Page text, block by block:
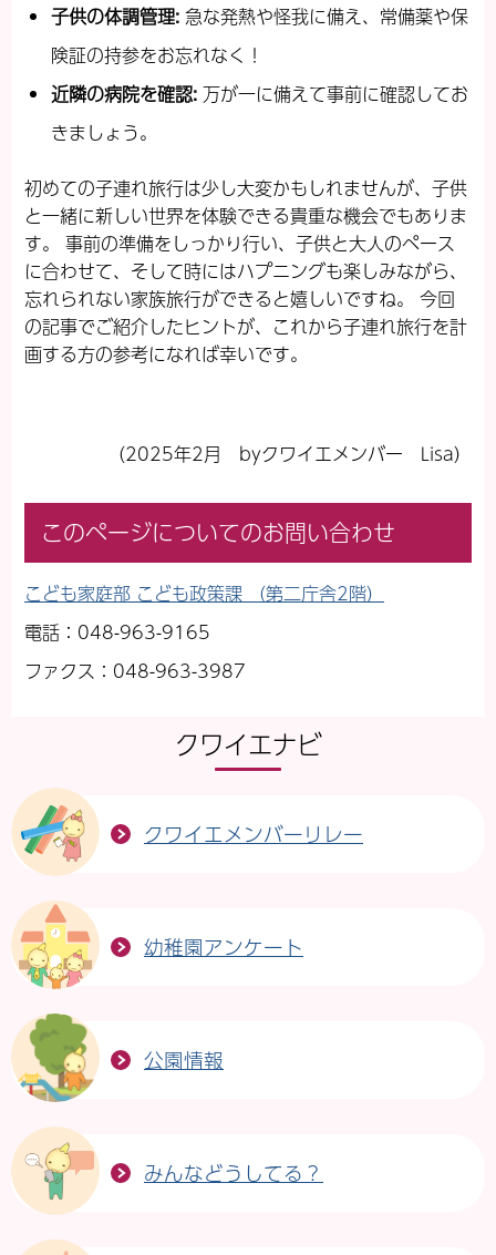
子供の体調管理: 急な発熱や怪我に備え、常備薬や保
険証の持参をお忘れなく！
近隣の病院を確認: 万が一に備えて事前に確認してお
きましょう。
初めての子連れ旅行は少し大変かもしれませんが、子供
と一緒に新しい世界を体験できる貴重な機会でもありま
す。 事前の準備をしっかり行い、子供と大人のペース
に合わせて、そして時にはハプニングも楽しみながら、
忘れられない家族旅行ができると嬉しいですね。 今回
の記事でご紹介したヒントが、これから子連れ旅行を計
画する方の参考になれば幸いです。
（2025年2月 byクワイエメンバー Lisa）
このページについてのお問い合わせ
こども家庭部 こども政策課 （第二庁舎2階）
電話：048-963-9165
ファクス：048-963-3987
クワイエナビ
クワイエメンバーリレー
幼稚園アンケート
公園情報
みんなどうしてる？